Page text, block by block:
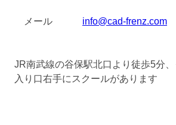
メール info@cad-frenz.com
JR南武線の谷保駅北口より徒歩5分
入り口右手にスクールがあります